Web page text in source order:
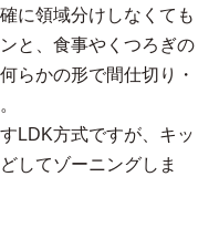
に領域分けしなくても
と、食事やくつろぎの
らかの形で間仕切り・
LDK方式ですが、キッ
してゾーニングしま